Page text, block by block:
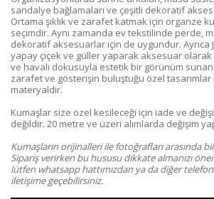
sandalye bağlamaları ve çeşitli dekoratif
Ortama şıklık ve zarafet katmak için organze
seçimdir. Aynı zamanda ev tekstilinde perde,
dekoratif aksesuarlar için de uygundur. Ayrıca
yapay çiçek ve güller yaparak aksesuar
ve havalı dokusuyla estetik bir görünüm
zarafet ve gösterişin buluştuğu özel
materyaldir.
Kumaşlar size özel kesileceği için iade ve
değildir. 20 metre ve üzeri alımlarda değişim
Kumaşların orijinalleri ile fotoğrafları arasında
Sipariş verirken bu hususu dikkate almanızı
lütfen whatsapp hattımızdan ya da diğer
iletişime geçebilirsiniz.